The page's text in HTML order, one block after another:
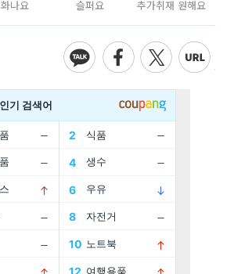
화나요 슬퍼요 추가취재 원해요